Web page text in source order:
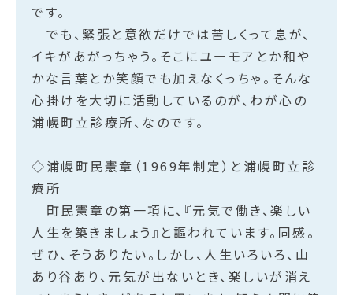
です。
でも、緊張と意欲だけでは苦しくって息が、
イキがあがっちゃう。そこにユーモアとか和や
かな言葉とか笑顔でも加えなくっちゃ。そんな
心掛けを大切に活動しているのが、わが心の
浦幌町立診療所、なのです。
◇浦幌町民憲章（1969年制定）と浦幌町立診
療所
町民憲章の第一項に、『元気で働き、楽しい
人生を築きましょう』と謳われています。同感。
ぜひ、そうありたい。しかし、人生いろいろ、山
あり谷あり、元気が出ないとき、楽しいが消え